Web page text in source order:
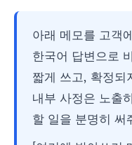
아래 메모를 고객
한국어 답변으로
짧게 쓰고, 확정되
내부 사정은 노출
할 일을 분명히 써